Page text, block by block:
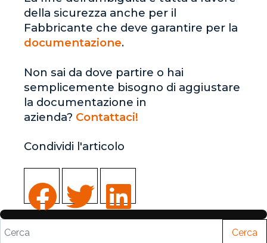
della sicurezza anche per il
Fabbricante che deve garantire per la
documentazione.
Non sai da dove partire o hai
semplicemente bisogno di aggiustare
la documentazione in
azienda? Contattaci!
Condividi l'articolo
Cerca